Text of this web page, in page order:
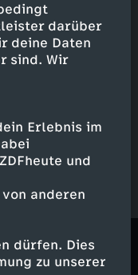
darüber
deine Daten
sind. Wir
Erlebnis im
und
anderen
dürfen. Dies
zu unserer